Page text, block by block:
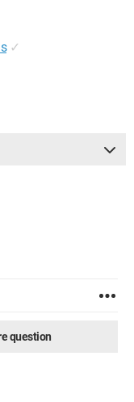
✓
question